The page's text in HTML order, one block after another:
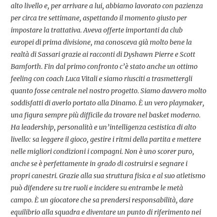
alto livello e, per arrivare a lui, abbiamo lavorato con pazienza
per circa tre settimane, aspettando il momento giusto per
impostare la trattativa. Aveva offerte importanti da club
europei di prima divisione, ma conosceva già molto bene la
realtà di Sassari grazie ai racconti di Dyshawn Pierre e Scott
Bamforth. Fin dal primo confronto c’è stato anche un ottimo
feeling con coach Luca Vitali e siamo riusciti a trasmettergli
quanto fosse centrale nel nostro progetto. Siamo davvero molto
soddisfatti di averlo portato alla Dinamo. È un vero playmaker,
una figura sempre più difficile da trovare nel basket moderno.
Ha leadership, personalità e un’intelligenza cestistica di alto
livello: sa leggere il gioco, gestire i ritmi della partita e mettere
nelle migliori condizioni i compagni. Non è uno scorer puro,
anche se è perfettamente in grado di costruirsi e segnare i
propri canestri. Grazie alla sua struttura fisica e al suo atletismo
può difendere su tre ruoli e incidere su entrambe le metà
campo. È un giocatore che sa prendersi responsabilità, dare
equilibrio alla squadra e diventare un punto di riferimento nei